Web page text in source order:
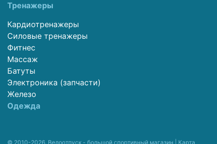
Тренажеры
Кардиотренажеры
Силовые тренажеры
Фитнес
Массаж
Батуты
Электроника (запчасти)
Железо
Одежда
© 2010-2026. Велоотпуск - большой спортивный магазин | Карта